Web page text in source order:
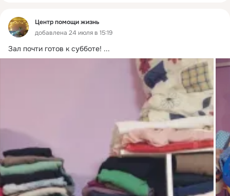
Центр помощи жизнь
добавлена 24 июля в 15:19
Зал почти готов к субботе! ...